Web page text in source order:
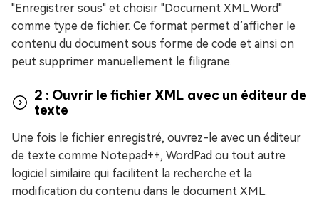
"Enregistrer sous" et choisir "Document XML Word"
comme type de fichier. Ce format permet d’afficher le
contenu du document sous forme de code et ainsi on
peut supprimer manuellement le filigrane.
2 : Ouvrir le fichier XML avec un éditeur de
texte
Une fois le fichier enregistré, ouvrez-le avec un éditeur
de texte comme Notepad++, WordPad ou tout autre
logiciel similaire qui facilitent la recherche et la
modification du contenu dans le document XML.